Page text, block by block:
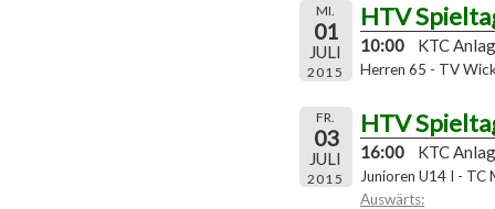
MI.
01
JULI
2015
HTV
10:00 KTC
Herren 65 - TV
FR.
03
JULI
2015
HTV
16:00 KTC
Junioren U14 I - TC
Auswärts: